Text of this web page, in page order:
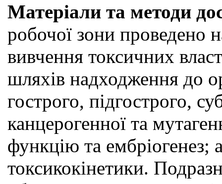
Матеріали та методи
робочої зони проведено
вивчення токсичних
шляхів надходження до
гострого, підгострого,
канцерогенної та
функцію та ембріогенез;
токсикокінетики.